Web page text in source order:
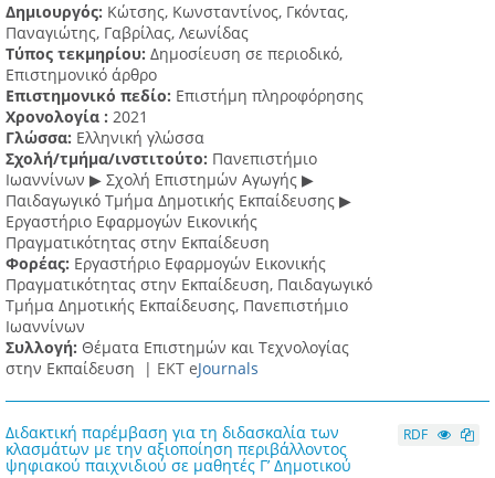
Δημιουργός: Κώτσης, Κωνσταντίνος, Γκόντας,
Παναγιώτης, Γαβρίλας, Λεωνίδας
Τύπος τεκμηρίου: Δημοσίευση σε περιοδικό,
Επιστημονικό άρθρο
Επιστημονικό πεδίο: Επιστήμη πληροφόρησης
Χρονολογία : 2021
Γλώσσα: Ελληνική γλώσσα
Σχολή/τμήμα/ινστιτούτο: Πανεπιστήμιο
Ιωαννίνων ▶ Σχολή Επιστημών Αγωγής ▶
Παιδαγωγικό Τμήμα Δημοτικής Εκπαίδευσης ▶
Eργαστήριο Εφαρμογών Eικονικής
Πραγματικότητας στην Εκπαίδευση
Φορέας: Εργαστήριο Εφαρμογών Εικονικής
Πραγματικότητας στην Εκπαίδευση, Παιδαγωγικό
Τμήμα Δημοτικής Εκπαίδευσης, Πανεπιστήμιο
Ιωαννίνων
Συλλογή: Θέματα Επιστημών και Τεχνολογίας
στην Εκπαίδευση | ΕΚΤ eJournals
Διδακτική παρέμβαση για τη διδασκαλία των
κλασμάτων με την αξιοποίηση περιβάλλοντος
ψηφιακού παιχνιδιού σε μαθητές Γ’ Δημοτικού
RDF